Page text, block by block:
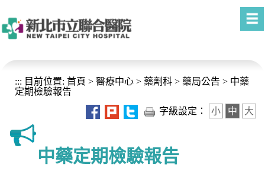
::: 目前位置: 首頁 > 醫療中心 > 藥劑科 > 藥局公告 > 中藥
定期檢驗報告
字級設定：
小 中 大
中藥定期檢驗報告